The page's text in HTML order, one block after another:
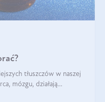
tłuszczów w naszej
mózgu, działają